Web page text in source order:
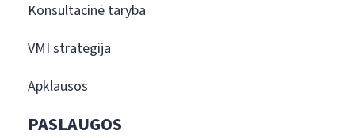
Konsultacinė taryba
VMI strategija
Apklausos
PASLAUGOS